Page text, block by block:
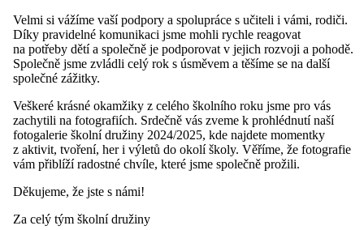
Velmi si vážíme vaší podpory a spolupráce s učiteli i vámi, rodiči.
Díky pravidelné komunikaci jsme mohli rychle reagovat
na potřeby dětí a společně je podporovat v jejich rozvoji a pohodě.
Společně jsme zvládli celý rok s úsměvem a těšíme se na další
společné zážitky.
Veškeré krásné okamžiky z celého školního roku jsme pro vás
zachytili na fotografiích. Srdečně vás zveme k prohlédnutí naší
fotogalerie školní družiny 2024/2025, kde najdete momentky
z aktivit, tvoření, her i výletů do okolí školy. Věříme, že fotografie
vám přiblíží radostné chvíle, které jsme společně prožili.
Děkujeme, že jste s námi!
Za celý tým školní družiny